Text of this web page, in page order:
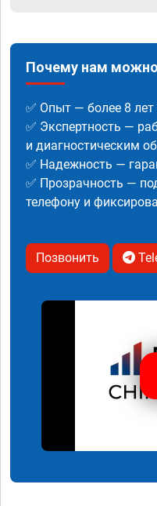
Почему нам
✅ Опыт — более 8
✅ Экспертность —
и диагностическим
✅ Надежность —
✅ Прозрачность —
телефону и
Позвонить